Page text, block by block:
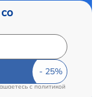
cполитикой